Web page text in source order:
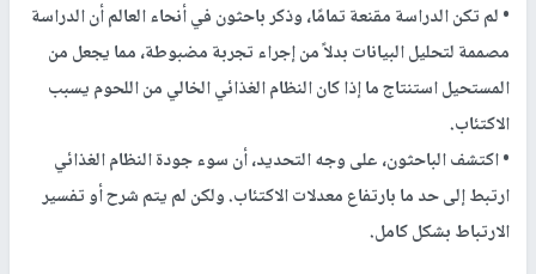
• لم تكن الدراسة مقنعة تمامًا، وذكر باحثون في أنحاء العالم أن الدراسة
مصممة لتحليل البيانات بدلاً من إجراء تجربة مضبوطة، مما يجعل من
المستحيل استنتاج ما إذا كان النظام الغذائي الخالي من اللحوم يسبب
الاكتئاب.
• اكتشف الباحثون، على وجه التحديد، أن سوء جودة النظام الغذائي
ارتبط إلى حد ما بارتفاع معدلات الاكتئاب. ولكن لم يتم شرح أو تفسير
الارتباط بشكل كامل.